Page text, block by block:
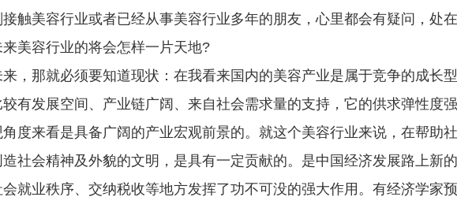
触美容行业或者已经从事美容行业多年的朋友，心里都会有疑问，处
美容行业的将会怎样一片天地?
，那就必须要知道现状：在我看来国内的美容产业是属于竞争的成长
有发展空间、产业链广阔、来自社会需求量的支持，它的供求弹性度
角度来看是具备广阔的产业宏观前景的。就这个美容行业来说，在帮助
造社会精神及外貌的文明，是具有一定贡献的。是中国经济发展路上新
就业秩序、交纳税收等地方发挥了功不可没的强大作用。有经济学家